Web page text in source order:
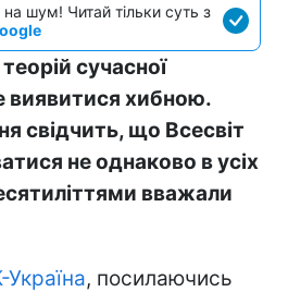
шум! Читай тільки суть з
сучасної
виявитися хибною.
свідчить, що Всесвіт
не однаково в усіх
вважали
Україна, посилаючись